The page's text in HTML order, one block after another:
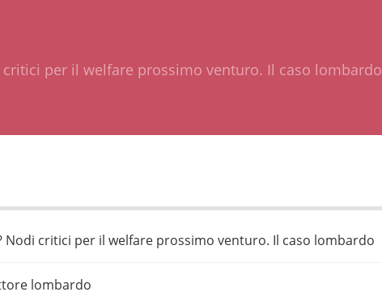
per il welfare prossimo venturo. Il caso lombardo
critici per il welfare prossimo venturo. Il caso lombardo
lombardo